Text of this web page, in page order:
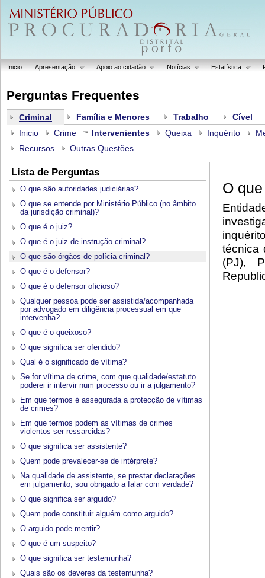
Inicio Apresentação Apoio ao cidadão Notícias Estatística
Perguntas Frequentes
Criminal Família e Menores Trabalho
Cível
Inicio
Crime Intervenientes Queixa Inquérito
Recursos
Outras Questões
Lista de Perguntas
O que são autoridades judiciárias?
O que se entende por Ministério Público (no âmbito
da jurisdição criminal)?
O que é o juiz?
O que é o juiz de instrução criminal?
O que são órgãos de polícia criminal?
O que é o defensor?
O que é o defensor oficioso?
Qualquer pessoa pode ser assistida/acompanhada
por advogado em diligência processual em que
intervenha?
O que é o queixoso?
O que significa ser ofendido?
Qual é o significado de vítima?
Se for vítima de crime, com que qualidade/estatuto
poderei ir intervir num processo ou ir a julgamento?
Em que termos é assegurada a protecção de vítimas
de crimes?
Em que termos podem as vítimas de crimes
violentos ser ressarcidas?
O que significa ser assistente?
Quem pode prevalecer-se de intérprete?
Na qualidade de assistente, se prestar declarações
em julgamento, sou obrigado a falar com verdade?
O que significa ser arguido?
Quem pode constituir alguém como arguido?
O arguido pode mentir?
O que é um suspeito?
O que significa ser testemunha?
Quais são os deveres da testemunha?
O
técnica
(PJ),